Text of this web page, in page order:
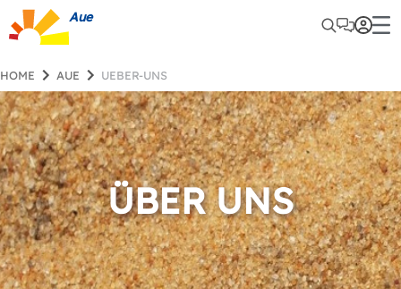
Aue
HOME AUE UEBER-UNS
ÜBER UNS